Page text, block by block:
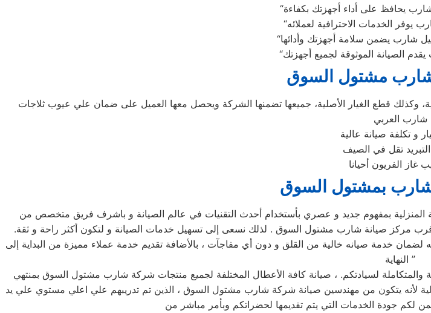
مشتول السوق
وكذلك قطع الغيار الأصلية، جميعها تضمنها الشركة ويحصل معها العميل على ضمان علي عيوب ثلاجات
شارب العربي
شارب بمشتول السوق
بمفهوم جديد و عصري بأستخدام أحدث التقنيات في عالم الصيانة و باشرف فريق متخصص من
مركز صيانة شارب مشتول السوق . لذلك نسعى إلى تسهيل خدمات الصيانة و لتكون أكثر راحة و ثقة.
خدمة صيانه خالية من القلق و دون أي مفاجآت ، بالأضافة تقديم خدمة عملاء مميزة من البداية إلى
النهاية ”
لسيادتكم. ، صيانة كافة الأعطال المختلفة لجميع منتجات شركة شارب مشتول السوق بمنتهي
لأنه يتكون من مهندسين صيانة شركة شارب مشتول السوق ، الذين تم تدريبهم علي اعلي مستوي علي يد